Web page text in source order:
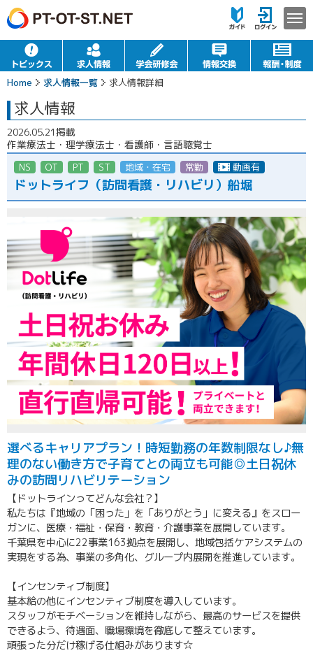
Home 求人情報一覧 求人情報詳細
求人情報
2026.05.21掲載
作業療法士・理学療法士・看護師・言語聴覚士
NS OT PT ST 地域・在宅 常勤 動画有
ドットライフ（訪問看護・リハビリ）船堀
選べるキャリアプラン！時短勤務の年数制限なし♪無
理のない働き方で子育てとの両立も可能◎土日祝休
みの訪問リハビリテーション
【ドットラインってどんな会社？】
私たちは『地域の「困った」を「ありがとう」に変える』をスロー
ガンに、医療・福祉・保育・教育・介護事業を展開しています。
千葉県を中心に22事業163拠点を展開し、地域包括ケアシステムの
実現をする為、事業の多角化、グループ内展開を推進しています。
【インセンティブ制度】
基本給の他にインセンティブ制度を導入しています。
スタッフがモチベーションを維持しながら、最高のサービスを提供
できるよう、待遇面、職場環境を徹底して整えています。
頑張った分だけ稼げる仕組みがあります☆